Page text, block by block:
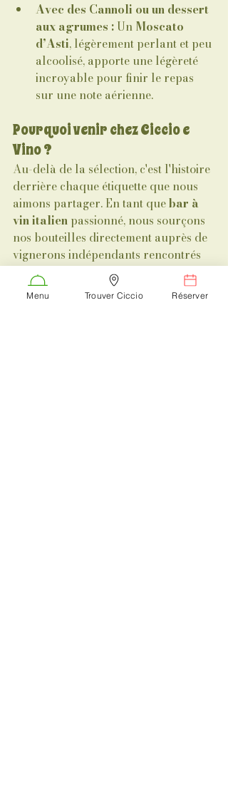
Avec des Cannoli ou un dessert
aux agrumes : Un Moscato
d’Asti, légèrement perlant et peu
alcoolisé, apporte une légèreté
incroyable pour finir le repas
sur une note aérienne.
Pourquoi venir chez Ciccio e
Vino ?
Au-delà de la sélection, c'est l'histoire
derrière chaque étiquette que nous
aimons partager. En tant que bar à
vin italien passionné, nous sourçons
nos bouteilles directement auprès de
vignerons indépendants rencontrés
lors de nos voyages.
Que vous soyez de passage ou
Menu Trouver Ciccio Réserver